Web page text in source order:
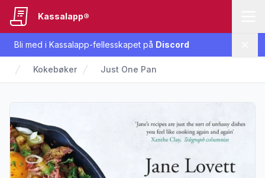
Bli med i Kassalapp-fellesskapet på Discord
Kassalapp®
Kokebøker Just One Pan